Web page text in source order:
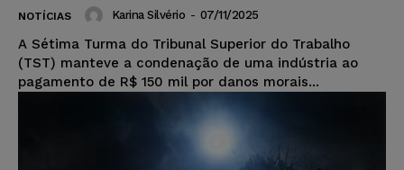
NOTÍCIAS Karina Silvério - 07/11/2025
A Sétima Turma do Tribunal Superior do Trabalho
(TST) manteve a condenação de uma indústria ao
pagamento de R$ 150 mil por danos morais...